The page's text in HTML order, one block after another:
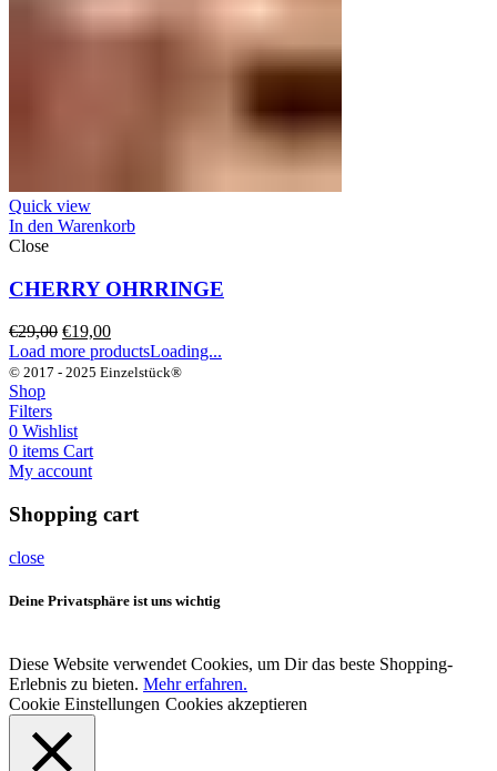
Quick view
In den Warenkorb
Close
CHERRY OHRRINGE
€29,00 Ursprünglicher
Preis
war:
€19,00Aktueller
Preis
ist:
Load more productsLoading...
© 2017 - 2025 Einzelstück®
Shop
Filters
0 Wishlist
0 items Cart
My account
Shopping cart
close
Deine Privatsphäre ist uns wichtig
Diese Website verwendet Cookies, um Dir das beste Shopping-
Erlebnis zu bieten. Mehr erfahren.
Cookie Einstellungen Cookies akzeptieren